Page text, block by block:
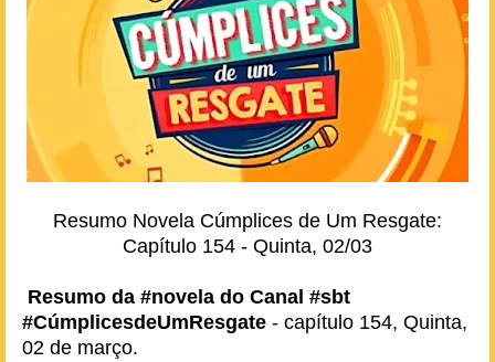
Resumo Novela Cúmplices de Um Resgate:
Capítulo 154 - Quinta, 02/03
Resumo da #novela do Canal #sbt
#CúmplicesdeUmResgate - capítulo 154, Quinta,
02 de março.